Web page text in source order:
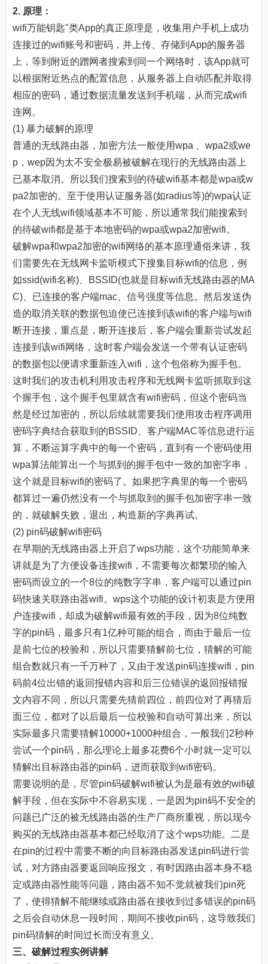
2. 原理：
wifi万能钥匙"类App的真正原理是，收集用户手机上成功
连接过的wifi账号和密码，并上传、存储到App的服务器
上，等到附近的蹭网者搜索到同一个网络时，该App就可
以根据附近热点的配置信息，从服务器上自动匹配并取得
相应的密码，通过数据流量发送到手机端，从而完成wifi
连网。
(1) 暴力破解的原理
普通的无线路由器，加密方法一般使用wpa 、wpa2或we
p，wep因为太不安全极易被破解在现行的无线路由器上
已基本取消。所以我们搜索到的待破wifi基本都是wpa或w
pa2加密的。至于使用认证服务器(如radius等)的wpa认证
在个人无线wifi领域基本不可能，所以通常我们能搜索到
的待破wifi都是基于本地密码的wpa或wpa2加密wifi。
破解wpa和wpa2加密的wifi网络的基本原理通俗来讲，我
们需要先在无线网卡监听模式下搜集目标wifi的信息，例
如ssid(wifi名称)、BSSID(也就是目标wifi无线路由器的MA
C)、已连接的客户端mac、信号强度等信息。然后发送伪
造的取消关联的数据包迫使已连接到该wifi的客户端与wifi
断开连接，重点是，断开连接后，客户端会重新尝试发起
连接到该wifi网络，这时客户端会发送一个带有认证密码
的数据包以便请求重新连入wifi，这个包俗称为握手包。
这时我们的攻击机利用攻击程序和无线网卡监听抓取到这
个握手包，这个握手包里就含有wifi密码，但这个密码当
然是经过加密的，所以后续就需要我们使用攻击程序调用
密码字典结合获取到的BSSID、客户端MAC等信息进行运
算，不断运算字典中的每一个密码，直到有一个密码使用
wpa算法能算出一个与抓到的握手包中一致的加密字串，
这个就是目标wifi的密码了。如果把字典里的每一个密码
都算过一遍仍然没有一个与抓取到的握手包加密字串一致
的，就破解失败，退出，构造新的字典再试。
(2) pin码破解wifi密码
在早期的无线路由器上开启了wps功能，这个功能简单来
讲就是为了方便设备连接wifi，不需要每次都繁琐的输入
密码而设立的一个8位的纯数字字串，客户端可以通过pin
码快速关联路由器wifi。wps这个功能的设计初衷是方便用
户连接wifi，却成为破解wifi最有效的手段，因为8位纯数
字的pin码，最多只有1亿种可能的组合，而由于最后一位
是前七位的校验和，所以只需要猜解前七位，猜解的可能
组合数就只有一千万种了，又由于发送pin码连接wifi，pin
码前4位出错的返回报错内容和后三位错误的返回报错报
文内容不同，所以只需要先猜前四位，前四位对了再猜后
面三位，都对了以后最后一位校验和自动可算出来，所以
实际最多只需要猜解10000+1000种组合，一般我们2秒种
尝试一个pin码，那么理论上最多花费6个小时就一定可以
猜解出目标路由器的pin码，进而获取到wifi密码。
需要说明的是，尽管pin码破解wifi被认为是最有效的wifi破
解手段，但在实际中不容易实现，一是因为pin码不安全的
问题已广泛的被无线路由器的生产厂商所重视，所以现今
购买的无线路由器基本都已经取消了这个wps功能。二是
在pin的过程中需要不断的向目标路由器发送pin码进行尝
试，对方路由器要返回响应报文，有时因路由器本身不稳
定或路由器性能等问题，路由器不知不觉就被我们pin死
了，使得猜解不能继续或路由器在接收到过多错误的pin码
之后会自动休息一段时间，期间不接收pin码，这导致我们
pin码猜解的时间过长而没有意义。
三、破解过程实例讲解